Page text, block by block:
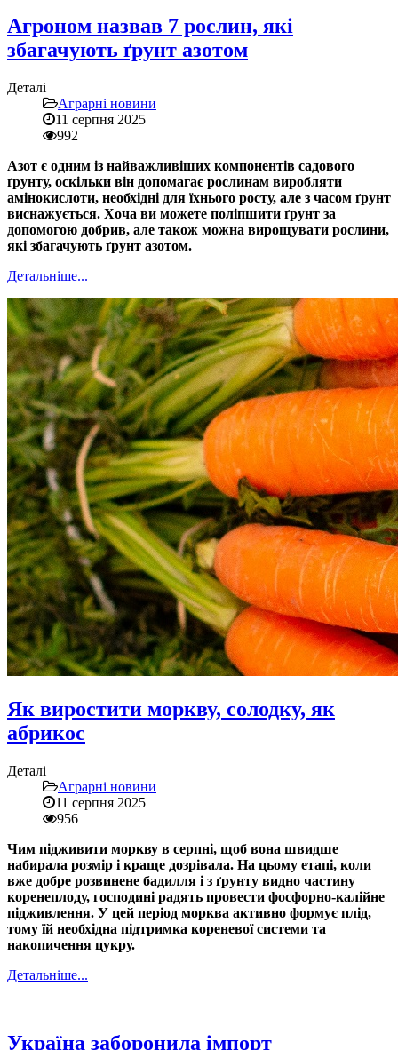
Агроном назвав 7 рослин, які
збагачують ґрунт азотом
Деталі
Аграрні новини
11 серпня 2025
992
Азот є одним із найважливіших компонентів садового
ґрунту, оскільки він допомагає рослинам виробляти
амінокислоти, необхідні для їхнього росту, але з часом ґрунт
виснажується. Хоча ви можете поліпшити ґрунт за
допомогою добрив, але також можна вирощувати рослини,
які збагачують ґрунт азотом.
Детальніше...
Як виростити моркву, солодку, як
абрикос
Деталі
Аграрні новини
11 серпня 2025
956
Чим підживити моркву в серпні, щоб вона швидше
набирала розмір і краще дозрівала. На цьому етапі, коли
вже добре розвинене бадилля і з ґрунту видно частину
коренеплоду, господині радять провести фосфорно-калійне
підживлення. У цей період морква активно формує плід,
тому їй необхідна підтримка кореневої системи та
накопичення цукру.
Детальніше...
Україна заборонила імпорт